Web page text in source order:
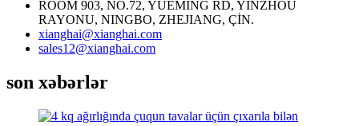
ROOM 903, NO.72, YUEMING RD, YINZHOU
RAYONU, NINGBO, ZHEJIANG, ÇİN.
xianghai@xianghai.com
sales12@xianghai.com
son xəbərlər